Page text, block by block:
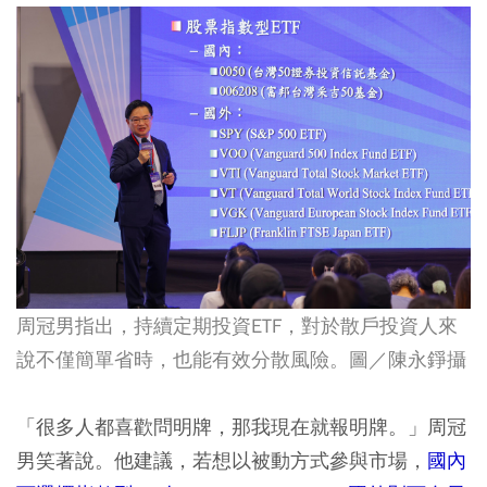
周冠男指出，持續定期投資ETF，對於散戶投資人來
說不僅簡單省時，也能有效分散風險。圖／陳永錚攝
「很多人都喜歡問明牌，那我現在就報明牌。」周冠
男笑著說。他建議，若想以被動方式參與市場， 國內